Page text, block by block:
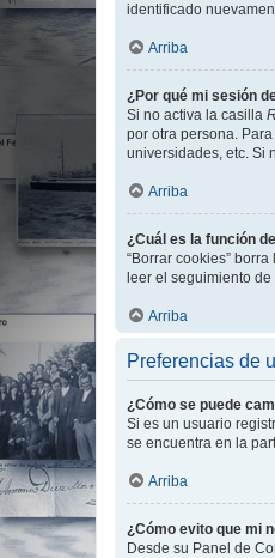
identificado
Arriba
¿Por qué mi sesión
Si no activa la casilla
por otra persona.
universidades, etc. Si
Arriba
¿Cuál es la función
“Borrar cookies”
leer el seguimiento
Arriba
Preferencias de
¿Cómo se puede
Si es un usuario
se encuentra en la
Arriba
¿Cómo evito que mi
Desde su Panel de